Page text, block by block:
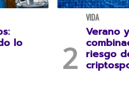
lo
VIDA
Verano
riesgo